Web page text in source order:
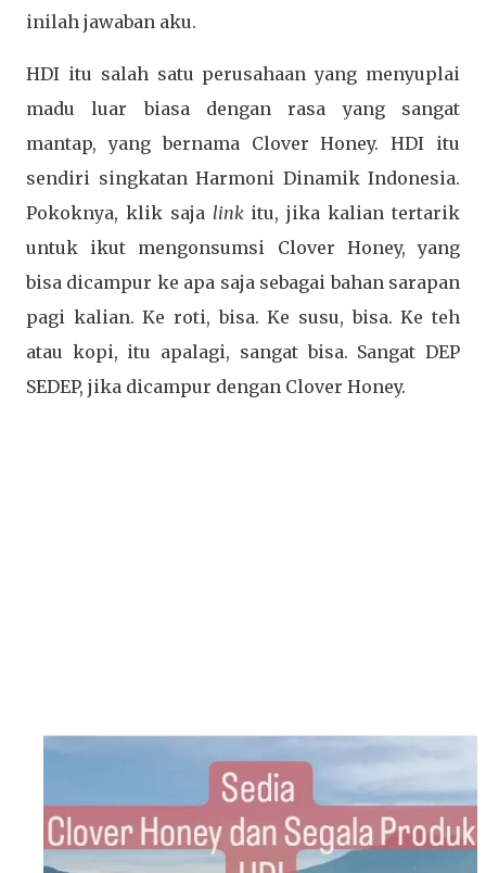
inilah jawaban aku.
HDI itu salah satu perusahaan yang menyuplai
madu luar biasa dengan rasa yang sangat
mantap, yang bernama Clover Honey. HDI itu
sendiri singkatan Harmoni Dinamik Indonesia.
Pokoknya, klik saja linkitu, jika kalian tertarik
untuk ikut mengonsumsi Clover Honey, yang
bisa dicampur ke apa saja sebagai bahan sarapan
pagi kalian. Ke roti, bisa. Ke susu, bisa. Ke teh
atau kopi, itu apalagi, sangat bisa. Sangat DEP
SEDEP, jika dicampur dengan Clover Honey.